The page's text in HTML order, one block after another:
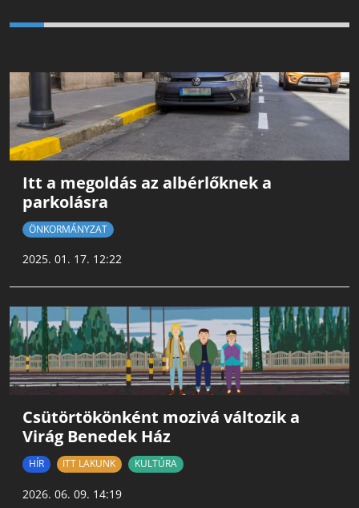
Itt a megoldás az albérlőknek a
parkolásra
ÖNKORMÁNYZAT
2025. 01. 17. 12:22
Csütörtökönként mozivá változik a
Virág Benedek Ház
HÍR ITT LAKUNK KULTÚRA
2026. 06. 09. 14:19